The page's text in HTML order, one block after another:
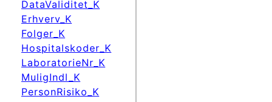
DataValiditet_K
Erhverv_K
Folger_K
Hospitalskoder_K
LaboratorieNr_K
MuligIndl_K
PersonRisiko_K